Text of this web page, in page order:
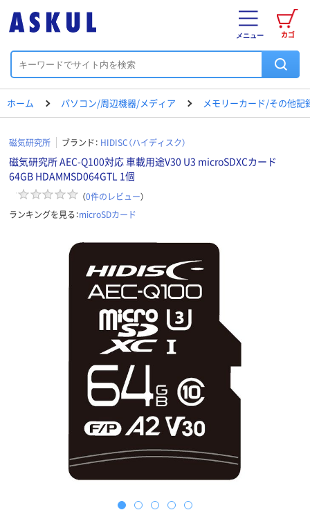
カゴ
メニュー
ホーム パソコン/周辺機器/メディア メモリーカード/その他記
磁気研究所 ブランド： HIDISC（ハイディスク）
磁気研究所 AEC-Q100対応 車載用途V30 U3 microSDXCカード
64GB HDAMMSD064GTL 1個
（0件のレビュー）
ランキングを見る：microSDカード